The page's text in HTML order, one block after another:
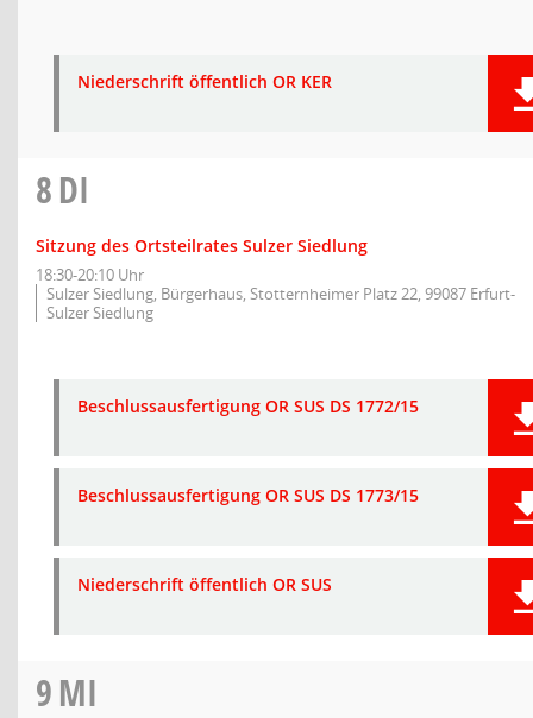
Niederschrift öffentlich OR KER
8DI
Sitzung des Ortsteilrates Sulzer Siedlung
18:30-20:10 Uhr
Sulzer Siedlung, Bürgerhaus, Stotternheimer Platz 22, 99087 Erfurt-
Sulzer Siedlung
Beschlussausfertigung OR SUS DS 1772/15
Beschlussausfertigung OR SUS DS 1773/15
Niederschrift öffentlich OR SUS
9MI